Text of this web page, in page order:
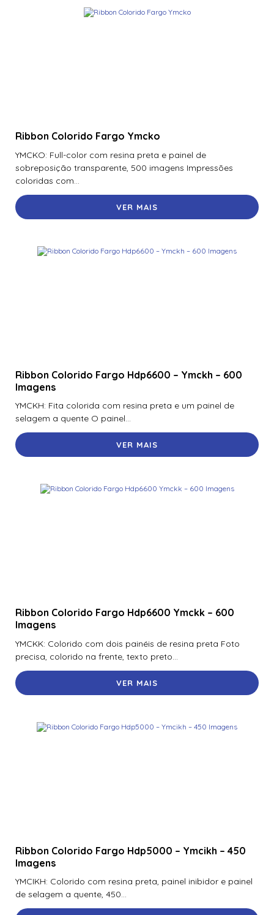
Ribbon Colorido Fargo Ymcko
YMCKO: Full-color com resina preta e painel de
sobreposição transparente, 500 imagens Impressões
coloridas com...
VER MAIS
Ribbon Colorido Fargo Hdp6600 – Ymckh – 600
Imagens
YMCKH: Fita colorida com resina preta e um painel de
selagem a quente O painel...
VER MAIS
Ribbon Colorido Fargo Hdp6600 Ymckk – 600
Imagens
YMCKK: Colorido com dois painéis de resina preta Foto
precisa, colorido na frente, texto preto...
VER MAIS
Ribbon Colorido Fargo Hdp5000 – Ymcikh – 450
Imagens
YMCIKH: Colorido com resina preta, painel inibidor e painel
de selagem a quente, 450...